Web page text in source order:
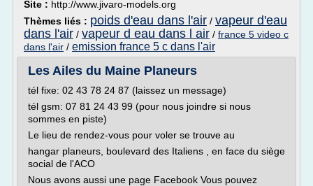
Site : http://www.jivaro-models.org
Thèmes liés : poids d'eau dans l'air / vapeur d'eau
dans l'air / vapeur d eau dans l air / france 5 video c
dans l'air / emission france 5 c dans l'air
Les Ailes du Maine Planeurs
tél fixe: 02 43 78 24 87 (laissez un message)
tél gsm: 07 81 24 43 99 (pour nous joindre si nous
sommes en piste)
Le lieu de rendez-vous pour voler se trouve au
hangar planeurs, boulevard des Italiens , en face du siège
social de l'ACO
Nous avons aussi une page Facebook Vous pouvez